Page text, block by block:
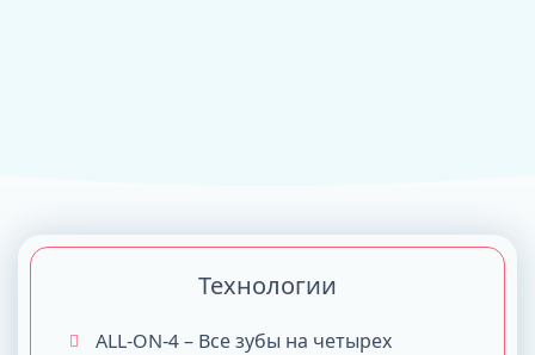
Технологии
ALL-ON-4 – Все зубы на четырех